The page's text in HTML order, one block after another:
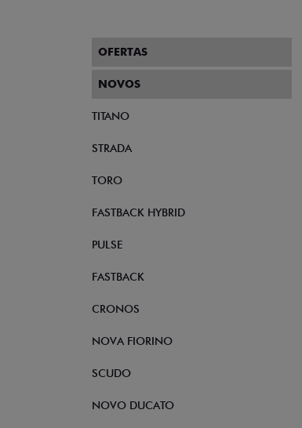
OFERTAS
NOVOS
TITANO
STRADA
TORO
FASTBACK HYBRID
PULSE
FASTBACK
CRONOS
NOVA FIORINO
SCUDO
NOVO DUCATO